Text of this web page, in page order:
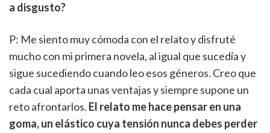
a disgusto?
P: Me siento muy cómoda con el relato y disfruté
mucho con mi primera novela, al igual que sucedía y
sigue sucediendo cuando leo esos géneros. Creo que
cada cual aporta unas ventajas y siempre supone un
reto afrontarlos. El relato me hace pensar en una
goma, un elástico cuya tensión nunca debes perder